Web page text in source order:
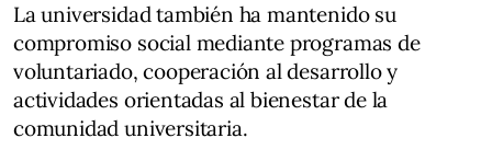
La universidad también ha mantenido su
compromiso social mediante programas de
voluntariado, cooperación al desarrollo y
actividades orientadas al bienestar de la
comunidad universitaria.